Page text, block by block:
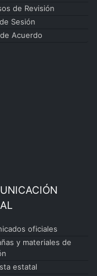
de Revisión
Sesión
Acuerdo
oficiales
y materiales de
estatal